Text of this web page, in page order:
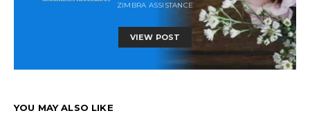
ZIMBRA ASSISTANCE
VIEW POST
YOU MAY ALSO LIKE